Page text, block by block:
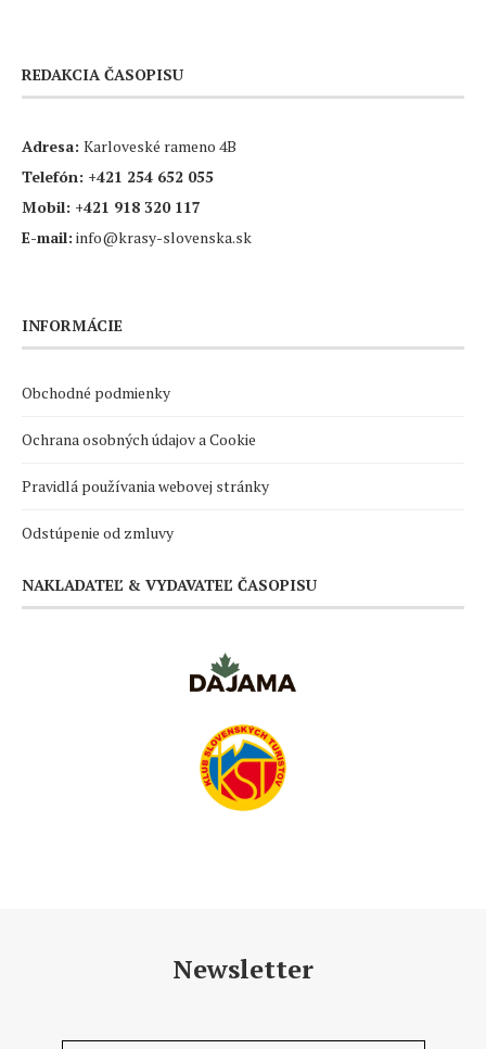
REDAKCIA ČASOPISU
Adresa: Karloveské rameno 4B
Telefón: +421 254 652 055
Mobil: +421 918 320 117
E-mail: info@krasy-slovenska.sk
INFORMÁCIE
Obchodné podmienky
Ochrana osobných údajov a Cookie
Pravidlá používania webovej stránky
Odstúpenie od zmluvy
NAKLADATEĽ & VYDAVATEĽ ČASOPISU
Newsletter